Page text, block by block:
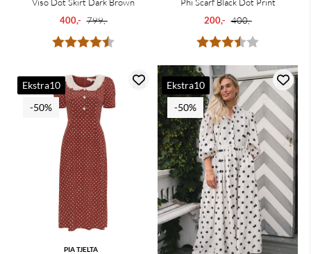
Karakter:
Viso Dot Skirt Dark Brown
400,- 799,-
Karakter:
Phi Scarf Black Dot Print
200,- 400,-
Ekstra10
-50%
PIA TJELTA
Ekstra10
-50%